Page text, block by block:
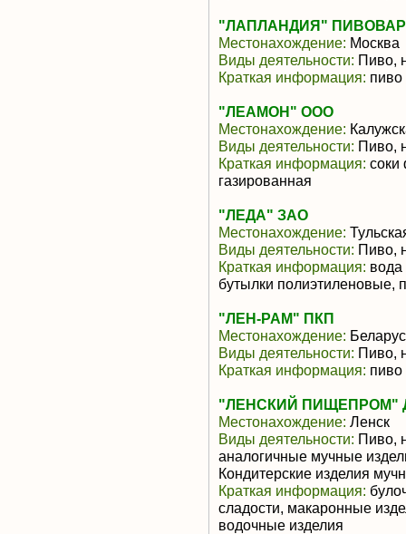
"ЛАПЛАНДИЯ"
Местонахождение: Москва
Виды деятельности: Пиво,
Краткая информация: пиво
"ЛЕАМОН" ООО
Местонахождение:
Виды деятельности: Пиво,
Краткая информация: соки
газированная
"ЛЕДА" ЗАО
Местонахождение:
Виды деятельности: Пиво,
Краткая информация: вода
бутылки полиэтиленовые,
"ЛЕН-РАМ" ПКП
Местонахождение:
Виды деятельности: Пиво,
Краткая информация: пиво
"ЛЕНСКИЙ ПИЩЕПРОМ"
Местонахождение: Ленск
Виды деятельности: Пиво,
аналогичные мучные
Кондитерские изделия
Краткая информация:
сладости, макаронные
водочные изделия